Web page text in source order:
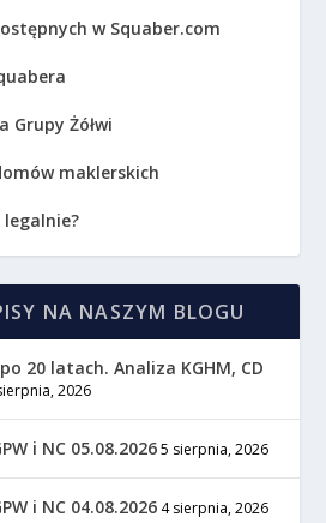
w Squaber.com
Grupy Żółwi
maklerskich
legalnie?
NA NASZYM BLOGU
20 latach. Analiza KGHM, CD
2026
i NC 05.08.2026 5 sierpnia, 2026
i NC 04.08.2026 4 sierpnia, 2026